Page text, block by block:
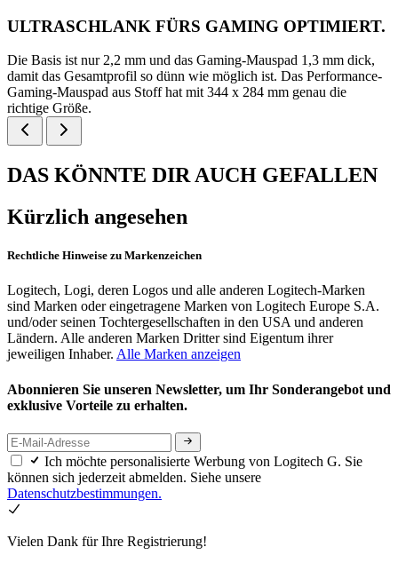
ULTRASCHLANK FÜRS GAMING OPTIMIERT.
Die Basis ist nur 2,2 mm und das Gaming-Mauspad 1,3 mm dick,
damit das Gesamtprofil so dünn wie möglich ist. Das Performance-
Gaming-Mauspad aus Stoff hat mit 344 x 284 mm genau die
richtige Größe.
DAS KÖNNTE DIR AUCH GEFALLEN
Kürzlich angesehen
Rechtliche Hinweise zu Markenzeichen
Logitech, Logi, deren Logos und alle anderen Logitech-Marken
sind Marken oder eingetragene Marken von Logitech Europe S.A.
und/oder seinen Tochtergesellschaften in den USA und anderen
Ländern. Alle anderen Marken Dritter sind Eigentum ihrer
jeweiligen Inhaber. Alle Marken anzeigen
Abonnieren Sie unseren Newsletter, um Ihr Sonderangebot und
exklusive Vorteile zu erhalten.
Ich möchte personalisierte Werbung von Logitech G. Sie
können sich jederzeit abmelden. Siehe unsere
Datenschutzbestimmungen.
Vielen Dank für Ihre Registrierung!